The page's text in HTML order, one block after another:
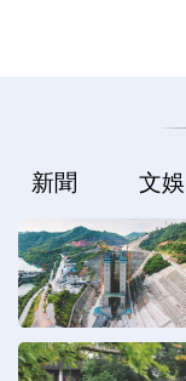
新聞 文娛